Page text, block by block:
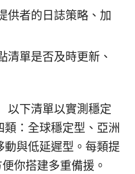
供者的日誌策略、加
清單是否及時更新、
以下清單以實測穩定
：全球穩定型、亞洲
與低延遲型。每類提
你搭建多重備援。